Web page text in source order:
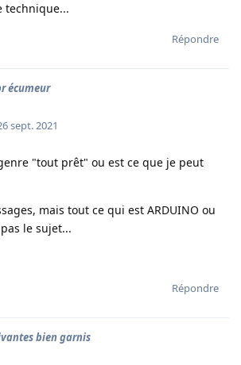
technique...
Répondre
écumeur
sept. 2021
"tout prêt" ou est ce que je peut
mais tout ce qui est ARDUINO ou
le sujet...
Répondre
bien garnis